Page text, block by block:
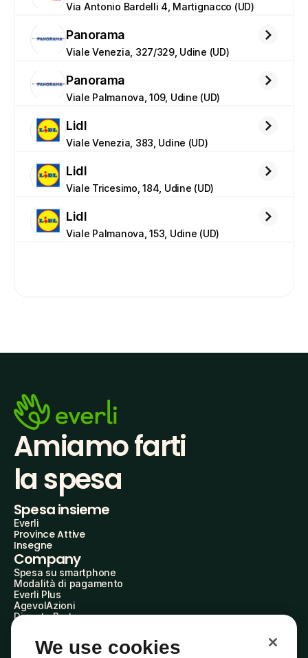
Via Antonio Bardelli 4, Martignacco (UD)
Panorama
Viale Venezia, 327/329, Udine (UD)
Panorama
Viale Palmanova, 109, Udine (UD)
Lidl
Viale Venezia, 383, Udine (UD)
Lidl
Viale Tricesimo, 184, Udine (UD)
Lidl
Viale Palmanova, 153, Udine (UD)
Amiamo farti
la spesa
Spesa insieme
Everli
Province Attive
Insegne
Company
Spesa su smartphone
Modalità di pagamento
Everli Plus
AgevolAzioni
Diventa Partner
Everli Shoppers
About Us
We use cookies